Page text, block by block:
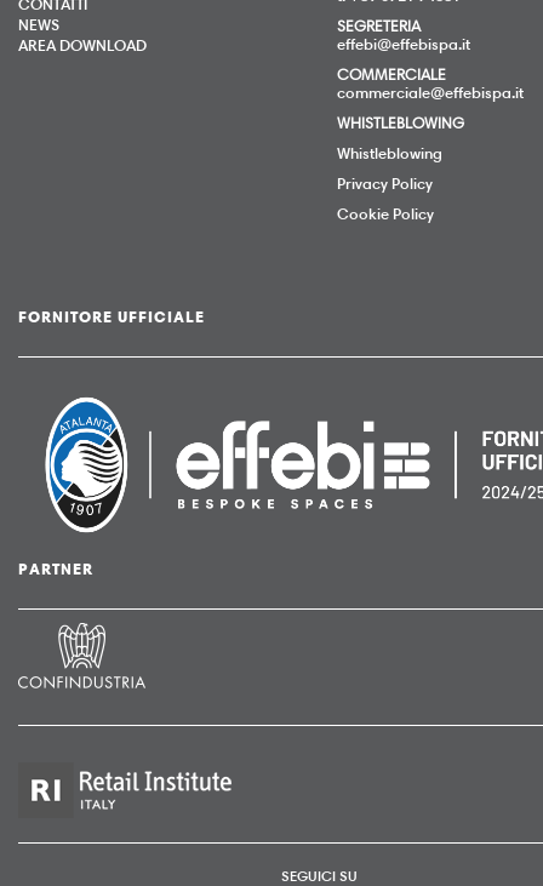
CONTATTI
NEWS
AREA DOWNLOAD
SEGRETERIA
effebi@effebispa.it
COMMERCIALE
commerciale@effebispa.it
WHISTLEBLOWING
Whistleblowing
Privacy Policy
Cookie Policy
FORNITORE UFFICIALE
PARTNER
SEGUICI SU